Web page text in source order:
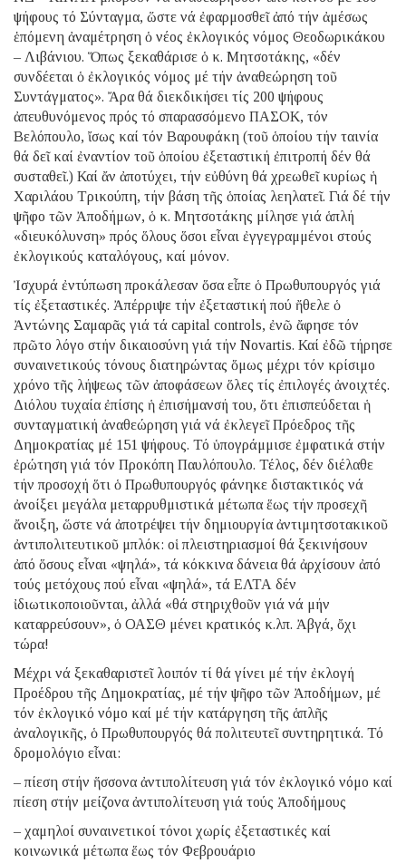
ψήφους τό Σύνταγμα, ὥστε νά ἐφαρμοσθεῖ ἀπό τήν ἀμέσως
ἑπόμενη ἀναμέτρηση ὁ νέος ἐκλογικός νόμος Θεοδωρικάκου
– Λιβάνιου. Ὅπως ξεκαθάρισε ὁ κ. Μητσοτάκης, «δέν
συνδέεται ὁ ἐκλογικός νόμος μέ τήν ἀναθεώρηση τοῦ
Συντάγματος». Ἄρα θά διεκδικήσει τίς 200 ψήφους
ἀπευθυνόμενος πρός τό σπαρασσόμενο ΠΑΣΟΚ, τόν
Βελόπουλο, ἴσως καί τόν Βαρουφάκη (τοῦ ὁποίου τήν ταινία
θά δεῖ καί ἐναντίον τοῦ ὁποίου ἐξεταστική ἐπιτροπή δέν θά
συσταθεῖ.) Καί ἄν ἀποτύχει, τήν εὐθύνη θά χρεωθεῖ κυρίως ἡ
Χαριλάου Τρικούπη, τήν βάση τῆς ὁποίας λεηλατεῖ. Γιά δέ τήν
ψῆφο τῶν Ἀποδήμων, ὁ κ. Μητσοτάκης μίλησε γιά ἁπλή
«διευκόλυνση» πρός ὅλους ὅσοι εἶναι ἐγγεγραμμένοι στούς
ἐκλογικούς καταλόγους, καί μόνον.
Ἰσχυρά ἐντύπωση προκάλεσαν ὅσα εἶπε ὁ Πρωθυπουργός γιά
τίς ἐξεταστικές. Ἀπέρριψε τήν ἐξεταστική πού ἤθελε ὁ
Ἀντώνης Σαμαρᾶς γιά τά capital controls, ἐνῶ ἄφησε τόν
πρῶτο λόγο στήν δικαιοσύνη γιά τήν Νovartis. Καί ἐδῶ τήρησε
συναινετικούς τόνους διατηρώντας ὅμως μέχρι τόν κρίσιμο
χρόνο τῆς λήψεως τῶν ἀποφάσεων ὅλες τίς ἐπιλογές ἀνοιχτές.
Διόλου τυχαία ἐπίσης ἡ ἐπισήμανσή του, ὅτι ἐπισπεύδεται ἡ
συνταγματική ἀναθεώρηση γιά νά ἐκλεγεῖ Πρόεδρος τῆς
Δημοκρατίας μέ 151 ψήφους. Τό ὑπογράμμισε ἐμφατικά στήν
ἐρώτηση γιά τόν Προκόπη Παυλόπουλο. Τέλος, δέν διέλαθε
τήν προσοχή ὅτι ὁ Πρωθυπουργός φάνηκε διστακτικός νά
ἀνοίξει μεγάλα μεταρρυθμιστικά μέτωπα ἕως τήν προσεχῆ
ἄνοιξη, ὥστε νά ἀποτρέψει τήν δημιουργία ἀντιμητσοτακικοῦ
ἀντιπολιτευτικοῦ μπλόκ: oἱ πλειστηριασμοί θά ξεκινήσουν
ἀπό ὅσους εἶναι «ψηλά», τά κόκκινα δάνεια θά ἀρχίσουν ἀπό
τούς μετόχους πού εἶναι «ψηλά», τά ΕΛΤΑ δέν
ἰδιωτικοποιοῦνται, ἀλλά «θά στηριχθοῦν γιά νά μήν
καταρρεύσουν», ὁ ΟΑΣΘ μένει κρατικός κ.λπ. Ἀβγά, ὄχι
τώρα!
Μέχρι νά ξεκαθαριστεῖ λοιπόν τί θά γίνει μέ τήν ἐκλογή
Προέδρου τῆς Δημοκρατίας, μέ τήν ψῆφο τῶν Ἀποδήμων, μέ
τόν ἐκλογικό νόμο καί μέ τήν κατάργηση τῆς ἁπλῆς
ἀναλογικῆς, ὁ Πρωθυπουργός θά πολιτευτεῖ συντηρητικά. Τό
δρομολόγιο εἶναι:
– πίεση στήν ἥσσονα ἀντιπολίτευση γιά τόν ἐκλογικό νόμο καί
πίεση στήν μείζονα ἀντιπολίτευση γιά τούς Ἀποδήμους
– χαμηλοί συναινετικοί τόνοι χωρίς ἐξεταστικές καί
κοινωνικά μέτωπα ἕως τόν Φεβρουάριο